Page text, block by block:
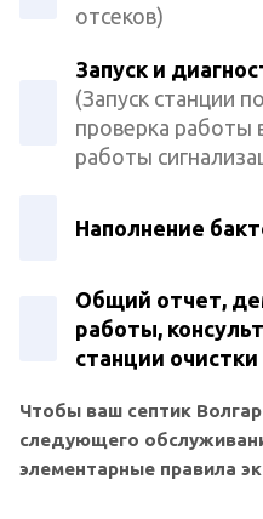
отсеков)
Запуск и
(Запуск станции
проверка работы
работы
Наполнение
Общий отчет,
работы,
станции очистки
Чтобы ваш септик
следующего
элементарные правила